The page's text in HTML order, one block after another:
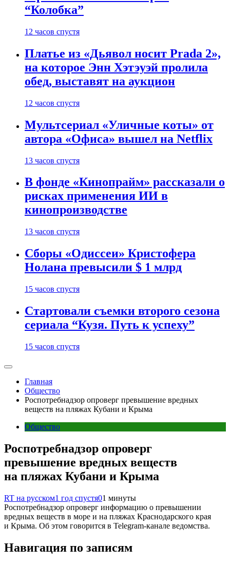
“Колобка”
12 часов спустя
Платье из «Дьявол носит Prada 2»,
на которое Энн Хэтэуэй пролила
обед, выставят на аукцион
12 часов спустя
Мультсериал «Уличные коты» от
автора «Офиса» вышел на Netflix
13 часов спустя
В фонде «Кинопрайм» рассказали о
рисках применения ИИ в
кинопроизводстве
13 часов спустя
Сборы «Одиссеи» Кристофера
Нолана превысили $ 1 млрд
15 часов спустя
Стартовали съемки второго сезона
сериала “Кузя. Путь к успеху”
15 часов спустя
Главная
Общество
Роспотребнадзор опроверг превышение вредных
веществ на пляжах Кубани и Крыма
Общество
Роспотребнадзор опроверг
превышение вредных веществ
на пляжах Кубани и Крыма
RT на русском1 год спустя01 минуты
Роспотребнадзор опроверг информацию о превышении
вредных веществ в море и на пляжах Краснодарского края
и Крыма. Об этом говорится в Telegram-канале ведомства.
Навигация по записям